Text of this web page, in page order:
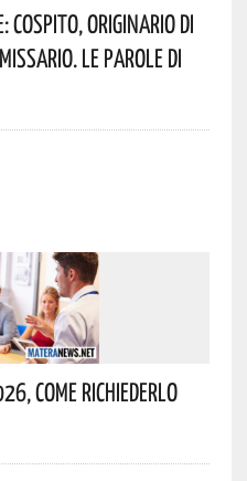
Cospito, Originario Di
Le Parole Di
Come Richiederlo